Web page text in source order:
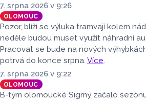
7. srpna 2026 v 9:26
OLOMOUC
Pozor, blíží se výluka tramvají kolem
neděle budou muset využít náhradní
Pracovat se bude na nových
potrvá do konce srpna. Více.
7. srpna 2026 v 9:22
OLOMOUC
B-tým olomoucké Sigmy začalo